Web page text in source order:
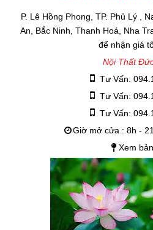
P. Lê Hồng Phong, TP. Phủ Lý ,
An, Bắc Ninh, Thanh Hoá, Nha
để nhận giá
Nội Thất
Tư Vấn:
Tư Vấn:
Tư Vấn:
Giờ mở cửa : 8h -
Xem